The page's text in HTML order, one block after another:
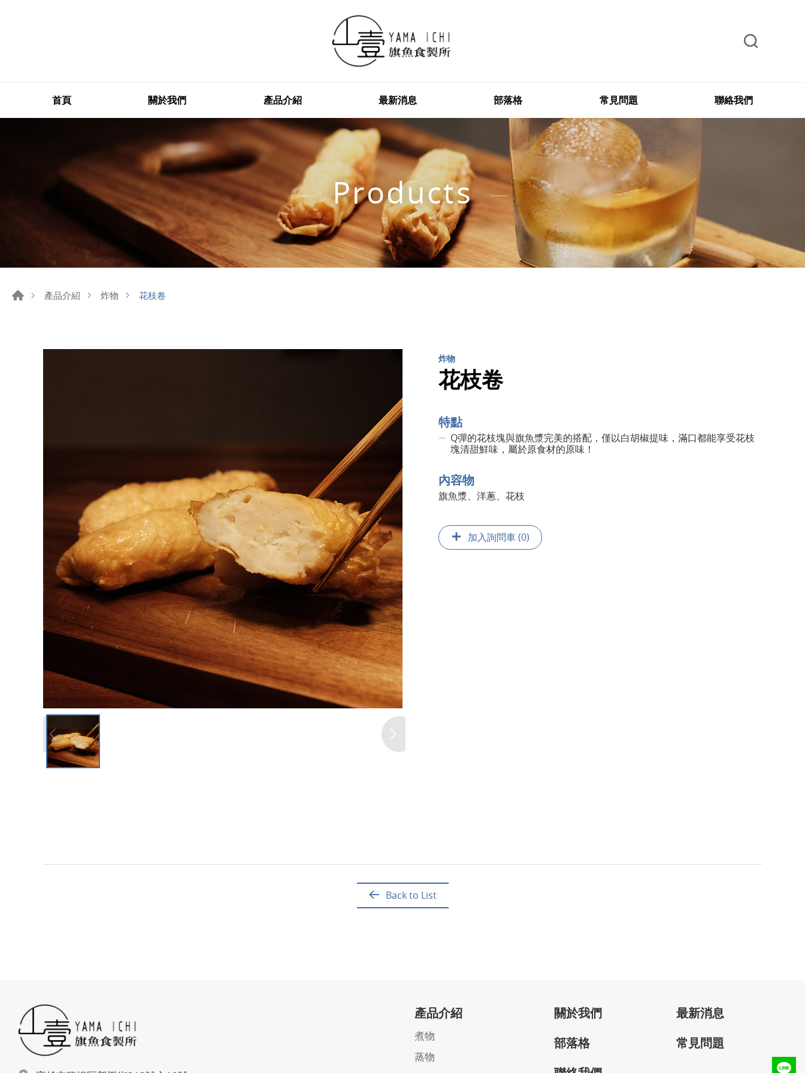
首頁 關於我們 產品介紹 最新消息 部落格 常見問題 聯絡我們
Products
產品介紹 炸物 花枝卷
炸物
花枝卷
特點
Q彈的花枝塊與旗魚漿完美的搭配，僅以白胡椒提味，滿口都能享受花枝
塊清甜鮮味，屬於原食材的原味！
內容物
旗魚漿、洋蔥、花枝
加入詢問車 (0)
Back to List
產品介紹
煮物
蒸物
關於我們
最新消息
部落格
常見問題